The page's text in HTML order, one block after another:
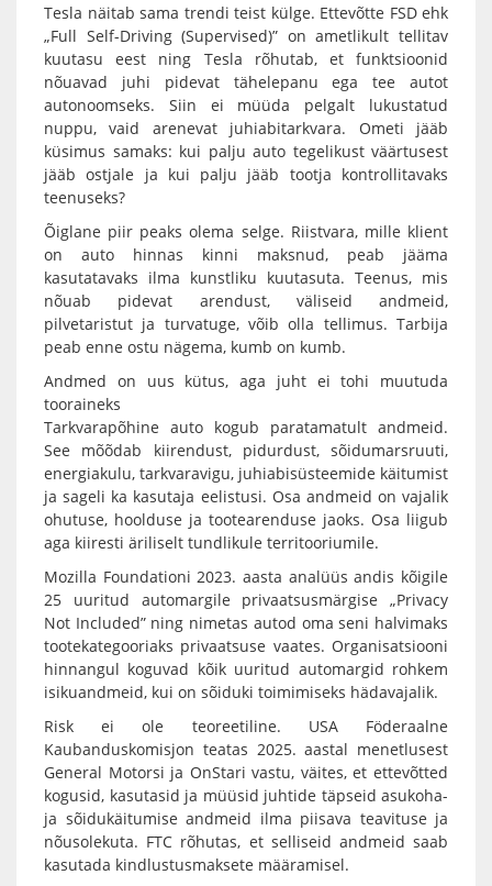
Tesla näitab sama trendi teist külge. Ettevõtte FSD ehk
„Full Self-Driving (Supervised)” on ametlikult tellitav
kuutasu eest ning Tesla rõhutab, et funktsioonid
nõuavad juhi pidevat tähelepanu ega tee autot
autonoomseks. Siin ei müüda pelgalt lukustatud
nuppu, vaid arenevat juhiabitarkvara. Ometi jääb
küsimus samaks: kui palju auto tegelikust väärtusest
jääb ostjale ja kui palju jääb tootja kontrollitavaks
teenuseks?
Õiglane piir peaks olema selge. Riistvara, mille klient
on auto hinnas kinni maksnud, peab jääma
kasutatavaks ilma kunstliku kuutasuta. Teenus, mis
nõuab pidevat arendust, väliseid andmeid,
pilvetaristut ja turvatuge, võib olla tellimus. Tarbija
peab enne ostu nägema, kumb on kumb.
Andmed on uus kütus, aga juht ei tohi muutuda
tooraineks
Tarkvarapõhine auto kogub paratamatult andmeid.
See mõõdab kiirendust, pidurdust, sõidumarsruuti,
energiakulu, tarkvaravigu, juhiabisüsteemide käitumist
ja sageli ka kasutaja eelistusi. Osa andmeid on vajalik
ohutuse, hoolduse ja tootearenduse jaoks. Osa liigub
aga kiiresti äriliselt tundlikule territooriumile.
Mozilla Foundationi 2023. aasta analüüs andis kõigile
25 uuritud automargile privaatsusmärgise „Privacy
Not Included” ning nimetas autod oma seni halvimaks
tootekategooriaks privaatsuse vaates. Organisatsiooni
hinnangul koguvad kõik uuritud automargid rohkem
isikuandmeid, kui on sõiduki toimimiseks hädavajalik.
Risk ei ole teoreetiline. USA Föderaalne
Kaubanduskomisjon teatas 2025. aastal menetlusest
General Motorsi ja OnStari vastu, väites, et ettevõtted
kogusid, kasutasid ja müüsid juhtide täpseid asukoha-
ja sõidukäitumise andmeid ilma piisava teavituse ja
nõusolekuta. FTC rõhutas, et selliseid andmeid saab
kasutada kindlustusmaksete määramisel.